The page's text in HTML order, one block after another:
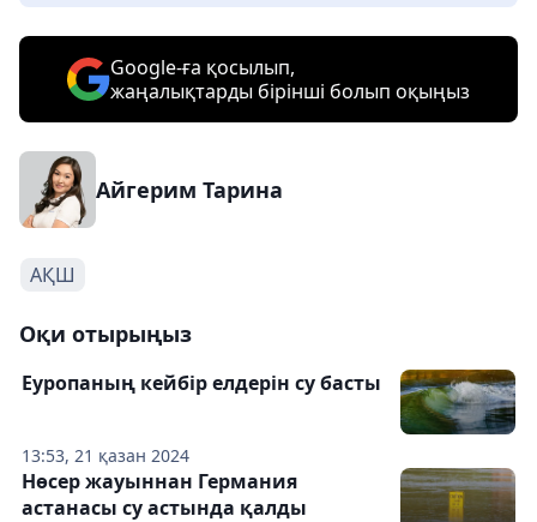
Google-ға қосылып,
жаңалықтарды бірінші болып оқыңыз
Айгерим Тарина
АҚШ
Оқи отырыңыз
13:53, 21 қазан 2024
Еуропаның кейбір елдерін су басты
Нөсер жауыннан Германия
астанасы су астында қалды